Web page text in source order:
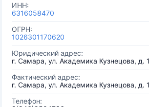
ИНН:
6316058470
ОГРН:
1026301170620
Юридический адрес:
г. Самара, ул. Академика Кузнецова, д.
Фактический адрес:
г. Самара, ул. Академика Кузнецова, д.
Телефон: